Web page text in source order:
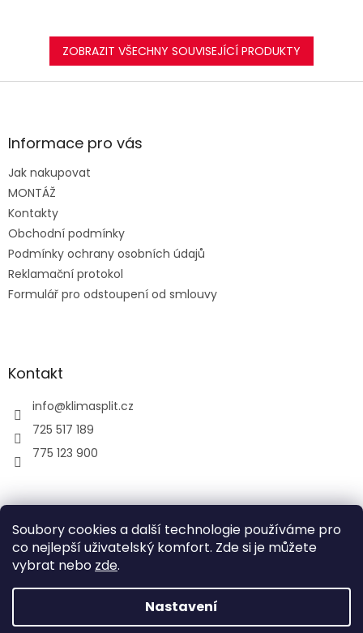
Soubory cookies a další technologie používáme pro
co nejlepší uživatelský komfort. Zde si je můžete
vybrat nebo zde.
Nastavení
ZOBRAZIT VŠECHNY SOUVISEJÍCÍ PRODUKTY
Z
aInformace pro vás
Jak nakupovat
MONTÁŽ
Kontakty
Obchodní podmínky
Podmínky ochrany osobních údajů
Reklamační protokol
Formulář pro odstoupení od smlouvy
Kontakt
info@klimasplit.cz
725 517 189
775 123 900
air-cool
Vytvořil Shoptet